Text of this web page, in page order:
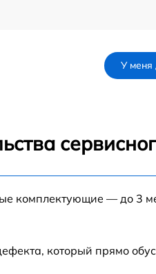
У меня
комплектующие — до 3
который прямо